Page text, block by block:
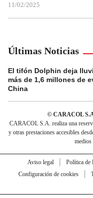
11/02/2025
Últimas Noticias
El tifón Dolphin deja
más de 1,6 millones de
China
© CARACOL
CARACOL S.A. realiza una
y otras prestaciones accesibles
medios
Aviso legal Política de
Configuración de cookies